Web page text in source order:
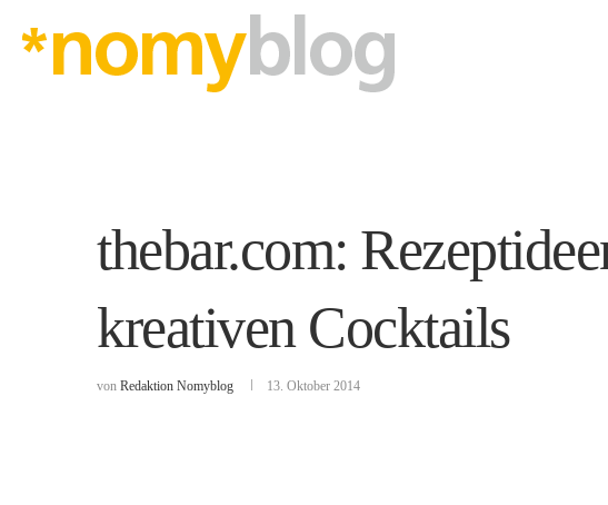
thebar.com:
kreativen Cocktails
von Redaktion Nomyblog 13. Oktober 2014